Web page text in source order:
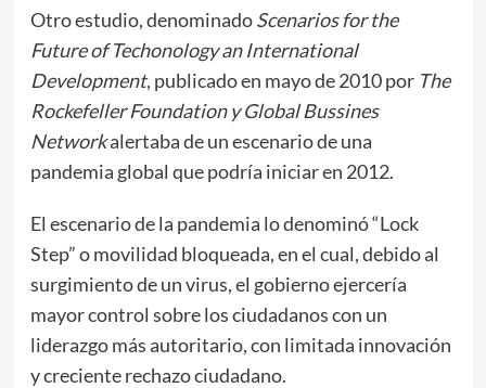
Otro estudio, denominadoScenarios for the
Future of Techonology an International
Development, publicado en mayo de 2010 por The
Rockefeller Foundation y Global Bussines
Networkalertaba de un escenario de una
pandemia global que podría iniciar en 2012.
El escenario de la pandemia lo denominó “Lock
Step” o movilidad bloqueada, en el cual, debido al
surgimiento de un virus, el gobierno ejercería
mayor control sobre los ciudadanos con un
liderazgo más autoritario, con limitada innovación
y creciente rechazo ciudadano.